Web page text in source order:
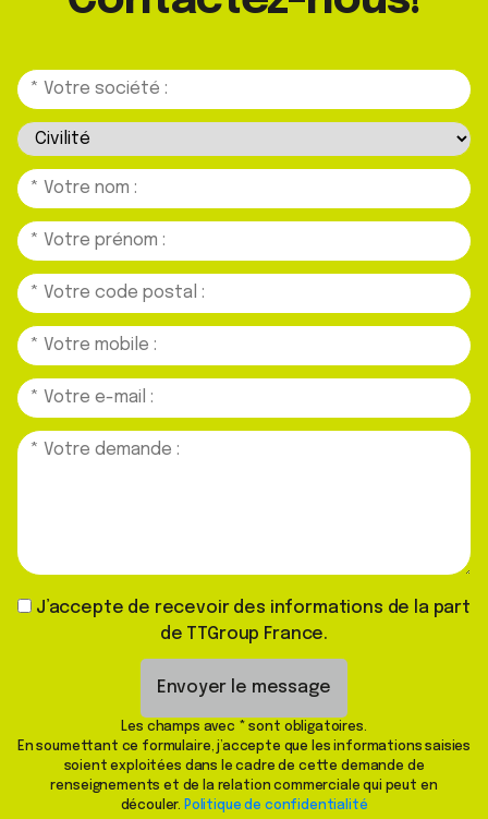
J’accepte de recevoir des informations de la part
de TTGroup France.
Envoyer le message
Les champs avec * sont obligatoires.
En soumettant ce formulaire, j’accepte que les informations saisies
soient exploitées dans le cadre de cette demande de
renseignements et de la relation commerciale qui peut en
découler. Politique de confidentialité